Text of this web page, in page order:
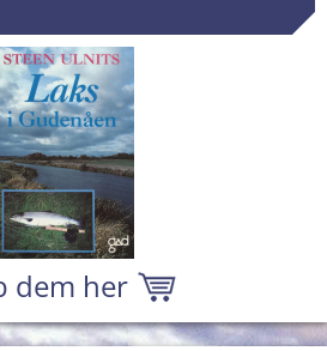
dem her